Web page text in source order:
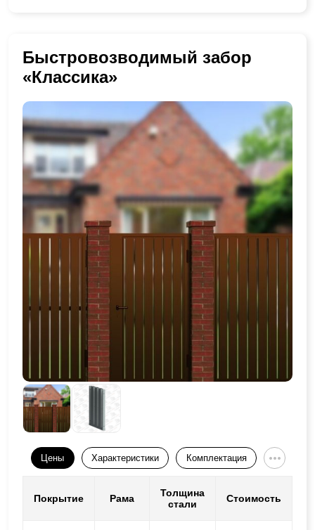
Быстровозводимый забор
«Классика»
Цены Характеристики Комплектация
Покрытие Рама
Толщина
стали
Стоимость